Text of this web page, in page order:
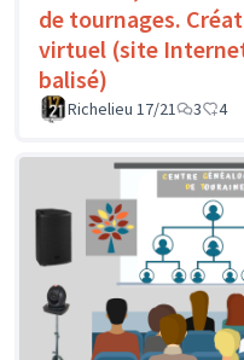
de tournages.
virtuel (site
balisé)
Richelieu 17/21 3 4